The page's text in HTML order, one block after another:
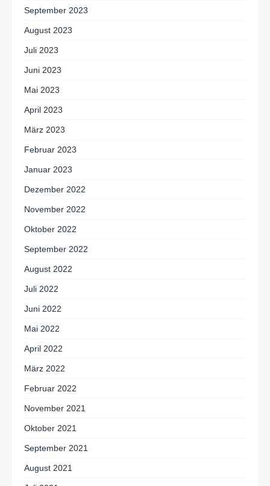
September 2023
August 2023
Juli 2023
Juni 2023
Mai 2023
April 2023
März 2023
Februar 2023
Januar 2023
Dezember 2022
November 2022
Oktober 2022
September 2022
August 2022
Juli 2022
Juni 2022
Mai 2022
April 2022
März 2022
Februar 2022
November 2021
Oktober 2021
September 2021
August 2021